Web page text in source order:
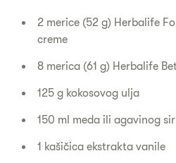
2 merice (52 g) Herbalife
creme
8 merica (61 g) Herbalife
125 g kokosovog ulja
150 ml meda ili agavinog
1 kašičica ekstrakta vanile